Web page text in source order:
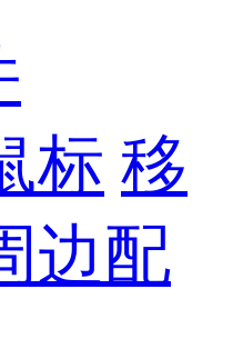
标 移
边配